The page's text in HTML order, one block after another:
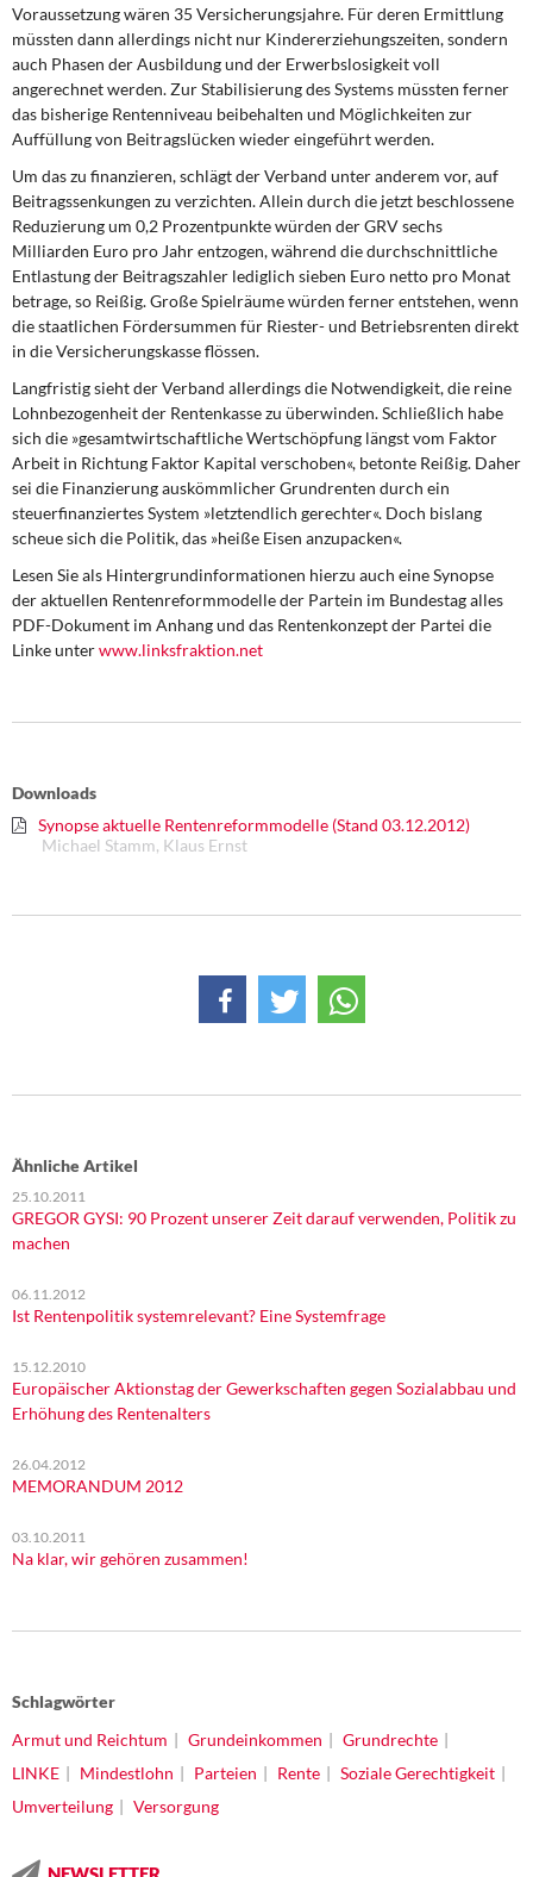
Voraussetzung wären 35 Versicherungsjahre. Für deren Ermittlung
müssten dann allerdings nicht nur Kindererziehungszeiten, sondern
auch Phasen der Ausbildung und der Erwerbslosigkeit voll
angerechnet werden. Zur Stabilisierung des Systems müssten ferner
das bisherige Rentenniveau beibehalten und Möglichkeiten zur
Auffüllung von Beitragslücken wieder eingeführt werden.
Um das zu finanzieren, schlägt der Verband unter anderem vor, auf
Beitragssenkungen zu verzichten. Allein durch die jetzt beschlossene
Reduzierung um 0,2 Prozentpunkte würden der GRV sechs
Milliarden Euro pro Jahr entzogen, während die durchschnittliche
Entlastung der Beitragszahler lediglich sieben Euro netto pro Monat
betrage, so Reißig. Große Spielräume würden ferner entstehen, wenn
die staatlichen Fördersummen für Riester- und Betriebsrenten direkt
in die Versicherungskasse flössen.
Langfristig sieht der Verband allerdings die Notwendigkeit, die reine
Lohnbezogenheit der Rentenkasse zu überwinden. Schließlich habe
sich die »gesamtwirtschaftliche Wertschöpfung längst vom Faktor
Arbeit in Richtung Faktor Kapital verschoben«, betonte Reißig. Daher
sei die Finanzierung auskömmlicher Grundrenten durch ein
steuerfinanziertes System »letztendlich gerechter«. Doch bislang
scheue sich die Politik, das »heiße Eisen anzupacken«.
Lesen Sie als Hintergrundinformationen hierzu auch eine Synopse
der aktuellen Rentenreformmodelle der Partein im Bundestag alles
PDF-Dokument im Anhang und das Rentenkonzept der Partei die
Linke unterwww.linksfraktion.net
Downloads
Synopse aktuelle Rentenreformmodelle (Stand 03.12.2012)
Michael Stamm, Klaus Ernst
Ähnliche Artikel
25.10.2011
GREGOR GYSI: 90 Prozent unserer Zeit darauf verwenden, Politik zu
machen
06.11.2012
Ist Rentenpolitik systemrelevant? Eine Systemfrage
15.12.2010
Europäischer Aktionstag der Gewerkschaften gegen Sozialabbau und
Erhöhung des Rentenalters
26.04.2012
MEMORANDUM 2012
03.10.2011
Na klar, wir gehören zusammen!
Schlagwörter
Armut und Reichtum
Grundeinkommen
Grundrechte
LINKE
Mindestlohn Parteien Rente
Soziale Gerechtigkeit
Umverteilung
Versorgung